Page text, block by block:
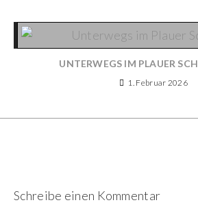
UNTERWEGS IM PLAUER
1. Februar 2026
Schreibe einen Kommentar